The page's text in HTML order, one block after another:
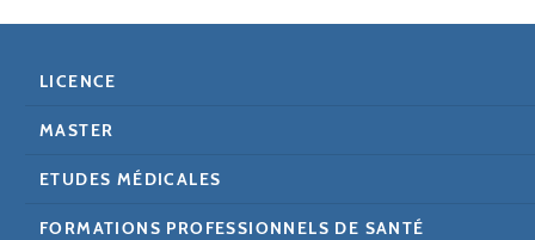
LICENCE
MASTER
ETUDES MÉDICALES
FORMATIONS PROFESSIONNELS DE SANTÉ